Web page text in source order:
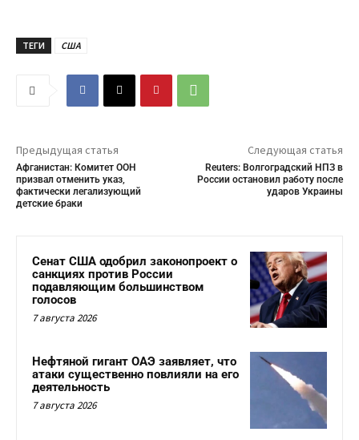
ТЕГИ США
Предыдущая статья
Афганистан: Комитет ООН
призвал отменить указ,
фактически легализующий
детские браки
Следующая статья
Reuters: Волгоградский НПЗ в
России остановил работу после
ударов Украины
Сенат США одобрил законопроект о
санкциях против России
подавляющим большинством
голосов
7 августа 2026
Нефтяной гигант ОАЭ заявляет, что
атаки существенно повлияли на его
деятельность
7 августа 2026